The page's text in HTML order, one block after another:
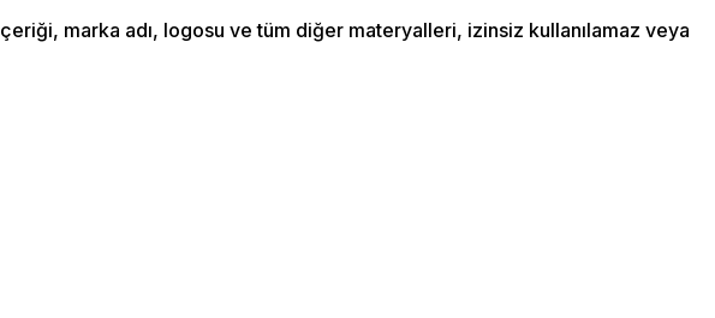
marka adı, logosu ve tüm diğer materyalleri, izinsiz kullanılamaz veya